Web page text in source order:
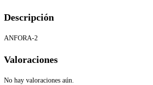
Descripción
ANFORA-2
Valoraciones
No hay valoraciones aún.